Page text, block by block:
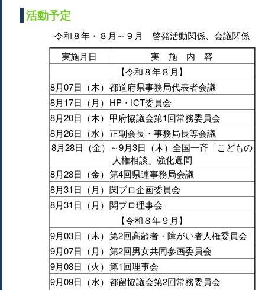
活動予定
令和８年・８月～９月 啓発活動関係、会議関係
実施月日
実 施 内 容
【令和８年８月】
8月07日（木） 都道府県事務局代表者会議
8月17日（月） HP・ICT委員会
8月20日（木） 甲府協議会第1回常務委員会
8月26日（水） 正副会長・事務局長等会議
8月28日（金）～9月3日（木）全国一斉「こどもの
人権相談」強化週間
8月28日（金） 第4回県連事務局会議
8月31日（月） 関ブロ企画委員会
8月31日（月） 関ブロ理事会
【令和８年９月】
9月03日（木） 第2回高齢者・障がい者人権委員会
9月07日（月） 第2回男女共同参画委員会
9月08日（火） 第1回理事会
9月09日（水） 都留協議会第2回常務委員会